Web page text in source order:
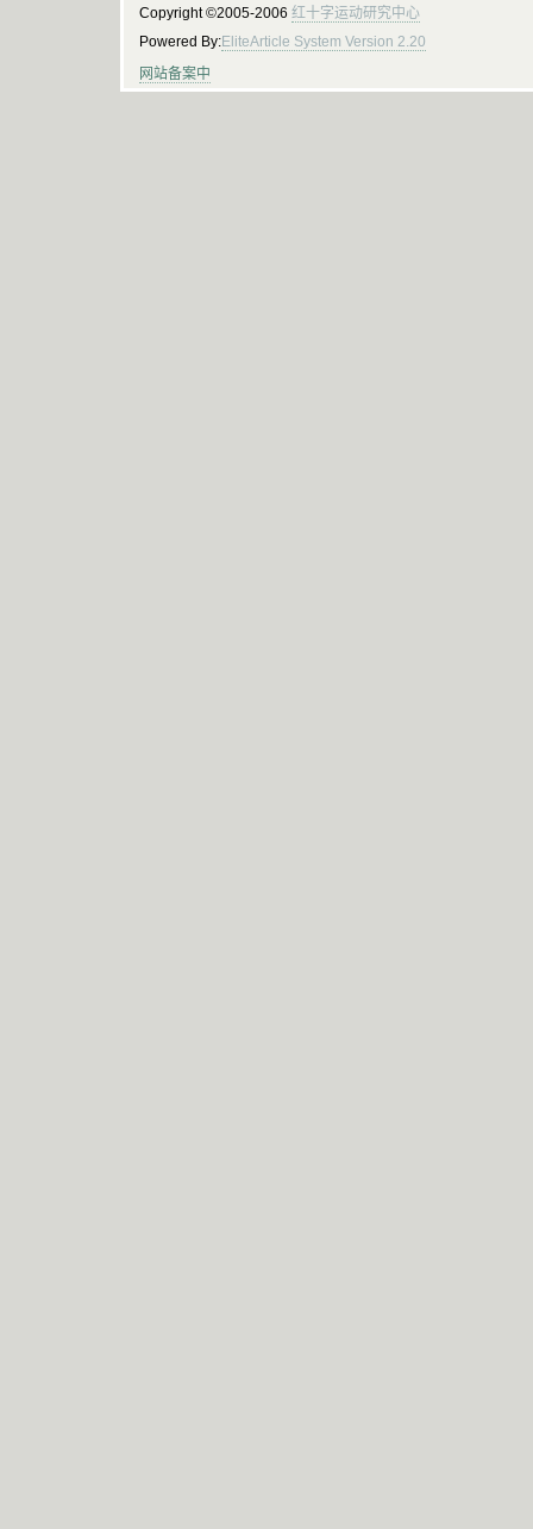
Copyright ©2005-2006 红十字运动研究中心
Powered By:EliteArticle System Version 2.20
网站备案中